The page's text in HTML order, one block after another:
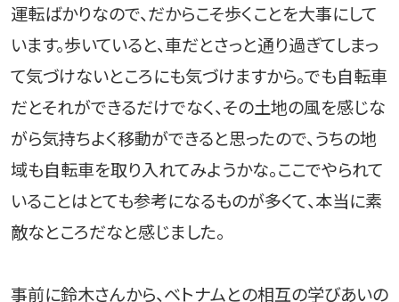
運転ばかりなので、だからこそ歩くことを大事にして
います。歩いていると、車だとさっと通り過ぎてしまっ
て気づけないところにも気づけますから。でも自転車
だとそれができるだけでなく、その土地の風を感じな
がら気持ちよく移動ができると思ったので、うちの地
域も自転車を取り入れてみようかな。ここでやられて
いることはとても参考になるものが多くて、本当に素
敵なところだなと感じました。
事前に鈴木さんから、ベトナムとの相互の学びあいの